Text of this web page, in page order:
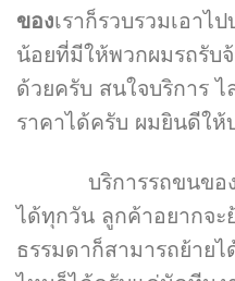
ของเราก็รวบรวมเอาไ
น้อยที่มีให้พวกผมรถรั
ด้วยครับ สนใจบริการ
ราคาได้ครับ ผมยินดีให้
บริการรถขนของเ
ได้ทุกวัน ลูกค้าอยากจะ
ธรรมดาก็สามารถย้าย